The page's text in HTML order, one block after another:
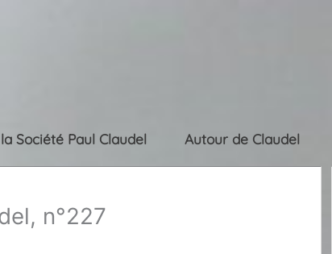
Société Paul Claudel Autour de Claudel
n°227